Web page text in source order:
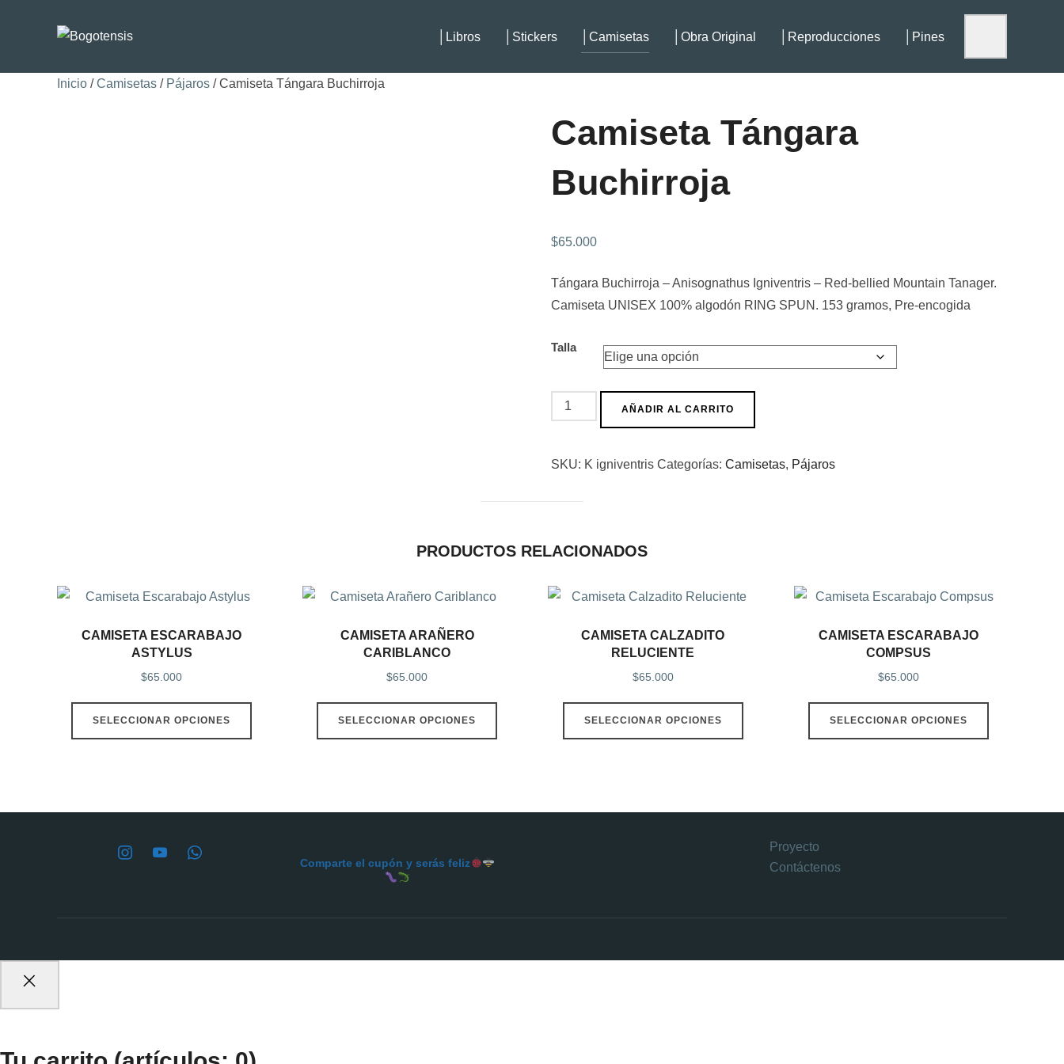
│Libros │stickers │Camisetas │Obra Original │Reproducciones │Pines
Inicio /Camisetas / Pájaros / Camiseta Tángara Buchirroja
Camiseta Tángara
Buchirroja
$65.000
Tángara Buchirroja – Anisognathus Igniventris – Red-bellied Mountain Tanager.
Camiseta UNISEX 100% algodón RING SPUN. 153 gramos, Pre-encogida
Talla
AÑADIR AL CARRITO
SKU: K igniventris Categorías: Camisetas, Pájaros
PRODUCTOS RELACIONADOS
CAMISETA ESCARABAJO
ASTYLUS
$65.000
SELECCIONAR OPCIONES
CAMISETA ARAÑERO
CARIBLANCO
$65.000
SELECCIONAR OPCIONES
CAMISETA CALZADITO
RELUCIENTE
$65.000
SELECCIONAR OPCIONES
CAMISETA ESCARABAJO
COMPSUS
$65.000
SELECCIONAR OPCIONES
Comparte el cupón y serás feliz
Proyecto
Contáctenos